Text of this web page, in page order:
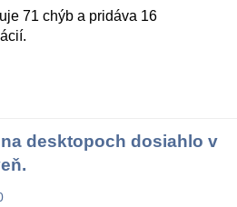
71 chýb a pridáva 16
desktopoch dosiahlo v